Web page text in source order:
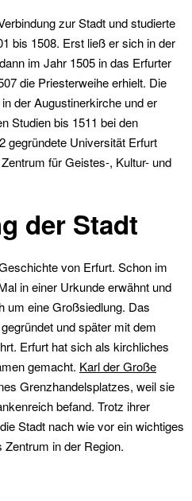
zur Stadt und studierte
bis 1508. Erst ließ er sich in der
im Jahr 1505 in das Erfurter
die Priesterweihe erhielt. Die
der Augustinerkirche und er
Studien bis 1511 bei den
gegründete Universität Erfurt
für Geistes-, Kultur- und
der Stadt
von Erfurt. Schon im
in einer Urkunde erwähnt und
um eine Großsiedlung. Das
und später mit dem
Erfurt hat sich als kirchliches
gemacht. Karl der Große
Grenzhandelsplatzes, weil sie
befand. Trotz ihrer
Stadt nach wie vor ein wichtiges
in der Region.